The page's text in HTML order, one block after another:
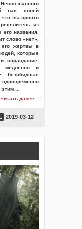
вас своей
что вы просто
из
названия,
слово «нет»,
его жертвы в
которые
оправдание.
медленно и
безобидные
этим ...
читать далее...
2019-03-12